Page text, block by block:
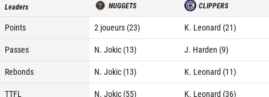
Leaders NUGGETS CLIPPERS
Points 2 joueurs (23)
K. Leonard (21)
Passes
N. Jokic (13)
J. Harden (9)
Rebonds
N. Jokic (13)
K. Leonard (11)
TTFL
N. Jokic (55) K. Leonard (36)